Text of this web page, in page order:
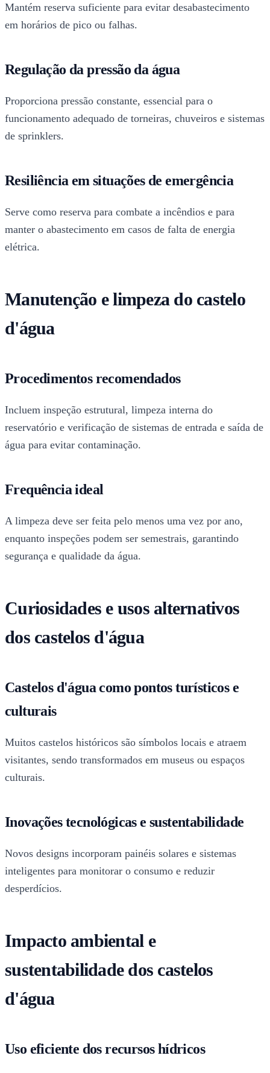
Mantém reserva suficiente para evitar desabastecimento
em horários de pico ou falhas.
Regulação da pressão da água
Proporciona pressão constante, essencial para o
funcionamento adequado de torneiras, chuveiros e sistemas
de sprinklers.
Resiliência em situações de emergência
Serve como reserva para combate a incêndios e para
manter o abastecimento em casos de falta de energia
elétrica.
Manutenção e limpeza do castelo
d'água
Procedimentos recomendados
Incluem inspeção estrutural, limpeza interna do
reservatório e verificação de sistemas de entrada e saída de
água para evitar contaminação.
Frequência ideal
A limpeza deve ser feita pelo menos uma vez por ano,
enquanto inspeções podem ser semestrais, garantindo
segurança e qualidade da água.
Curiosidades e usos alternativos
dos castelos d'água
Castelos d'água como pontos turísticos e
culturais
Muitos castelos históricos são símbolos locais e atraem
visitantes, sendo transformados em museus ou espaços
culturais.
Inovações tecnológicas e sustentabilidade
Novos designs incorporam painéis solares e sistemas
inteligentes para monitorar o consumo e reduzir
desperdícios.
Impacto ambiental e
sustentabilidade dos castelos
d'água
Uso eficiente dos recursos hídricos